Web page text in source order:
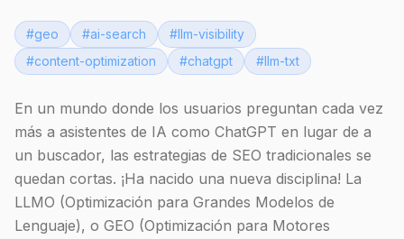
#geo #ai-search #llm-visibility
#content-optimization #chatgpt #llm-txt
En un mundo donde los usuarios preguntan cada vez
más a asistentes de IA como ChatGPT en lugar de a
un buscador, las estrategias de SEO tradicionales se
quedan cortas. ¡Ha nacido una nueva disciplina! La
LLMO (Optimización para Grandes Modelos de
Lenguaje), o GEO (Optimización para Motores